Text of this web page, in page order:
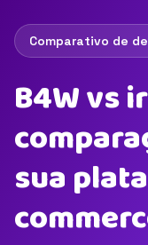
Comparativo de
B4W vs
sua